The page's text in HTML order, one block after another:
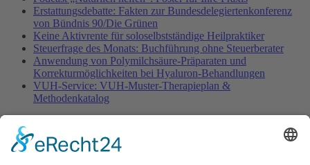
Erstattungsdebatte: Fakten zur Bundesdelegiertenkonferenz
von Bündnis 90/Die Grünen
Keine Aktivrente für soloselbstständige Heilpraktiker
Steuerfrage des Monats: Buchführung ohne Steuerberater
Anwendung von Polymilchsäure-Präparaten und
Korrekturmöglichkeiten bei Hyaluron-Behandlungen
VUH-Service: VUH-Muster-Therapieplan &
Methodenkatalog
Fachinformationen
Erstattungsfähige rezeptfreie Medikamente